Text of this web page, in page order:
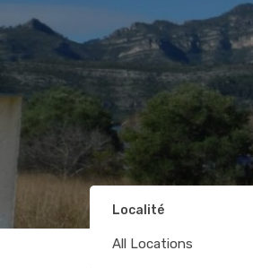
Localité
All Locations